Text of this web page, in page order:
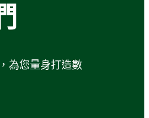
為您量身打造數